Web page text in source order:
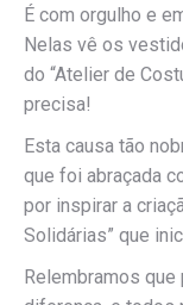
É com orgulho e
Nelas vê os
do “Atelier de
precisa!
Esta causa tão
que foi abraçada
por inspirar a
Solidárias” que
Relembramos